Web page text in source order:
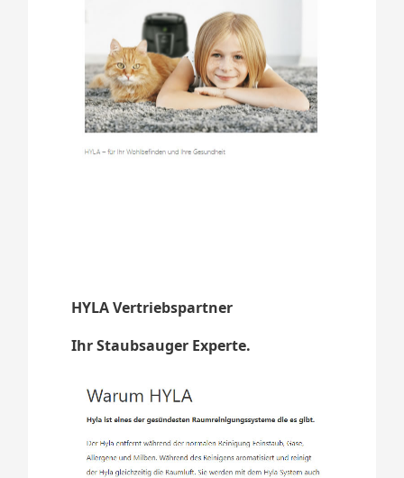
HYLA Vertriebspartner
Ihr Staubsauger Experte.